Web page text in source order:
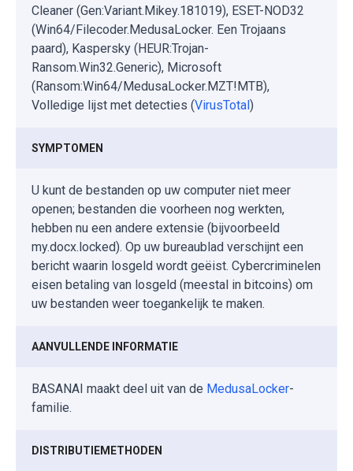
Cleaner (Gen:Variant.Mikey.181019), ESET-NOD32
(Win64/Filecoder.MedusaLocker. Een Trojaans
paard), Kaspersky (HEUR:Trojan-
Ransom.Win32.Generic), Microsoft
(Ransom:Win64/MedusaLocker.MZT!MTB),
Volledige lijst met detecties (VirusTotal)
SYMPTOMEN
U kunt de bestanden op uw computer niet meer
openen; bestanden die voorheen nog werkten,
hebben nu een andere extensie (bijvoorbeeld
my.docx.locked). Op uw bureaublad verschijnt een
bericht waarin losgeld wordt geëist. Cybercriminelen
eisen betaling van losgeld (meestal in bitcoins) om
uw bestanden weer toegankelijk te maken.
AANVULLENDE INFORMATIE
BASANAI maakt deel uit van de MedusaLocker-
familie.
DISTRIBUTIEMETHODEN